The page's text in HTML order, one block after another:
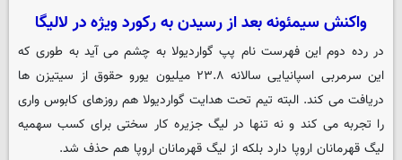
واکنش سیمئونه بعد از رسیدن به رکورد ویژه در لالیگا
در رده دوم این فهرست نام پپ گواردیولا به چشم می آید به طوری که
این سرمربی اسپانیایی سالانه ۲۳.۸ میلیون یورو حقوق از سیتیزن ها
دریافت می کند. البته تیم تحت هدایت گواردیولا هم روزهای کابوس واری
را تجربه می کند و نه تنها در لیگ جزیره کار سختی برای کسب سهمیه
لیگ قهرمانان اروپا دارد بلکه از لیگ قهرمانان اروپا هم حذف شد.